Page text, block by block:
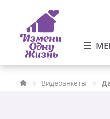
Видеоанкеты